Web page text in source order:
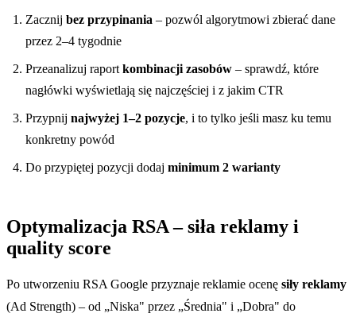
Zacznij bez przypinania – pozwól algorytmowi zbierać dane
przez 2–4 tygodnie
Przeanalizuj raport kombinacji zasobów – sprawdź, które
nagłówki wyświetlają się najczęściej i z jakim CTR
Przypnij najwyżej 1–2 pozycje, i to tylko jeśli masz ku temu
konkretny powód
Do przypiętej pozycji dodaj minimum 2 warianty
Optymalizacja RSA – siła reklamy i
quality score
Po utworzeniu RSA Google przyznaje reklamie ocenę siły reklamy
(Ad Strength) – od „Niska" przez „Średnia" i „Dobra" do